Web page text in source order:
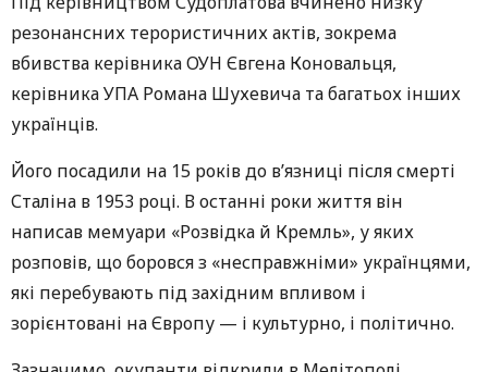
резонансних терористичних актів, зокрема
вбивства керівника ОУН Євгена Коновальця,
керівника УПА Романа Шухевича та багатьох інших
українців.
Його посадили на 15 років до в’язниці після смерті
Сталіна в 1953 році. В останні роки життя він
написав мемуари «Розвідка й Кремль», у яких
розповів, що боровся з «несправжніми» українцями,
які перебувають під західним впливом і
зорієнтовані на Європу — і культурно, і політично.